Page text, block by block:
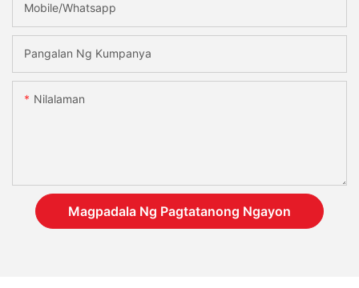
Mobile/Whatsapp
Pangalan Ng Kumpanya
Nilalaman
Magpadala Ng Pagtatanong Ngayon